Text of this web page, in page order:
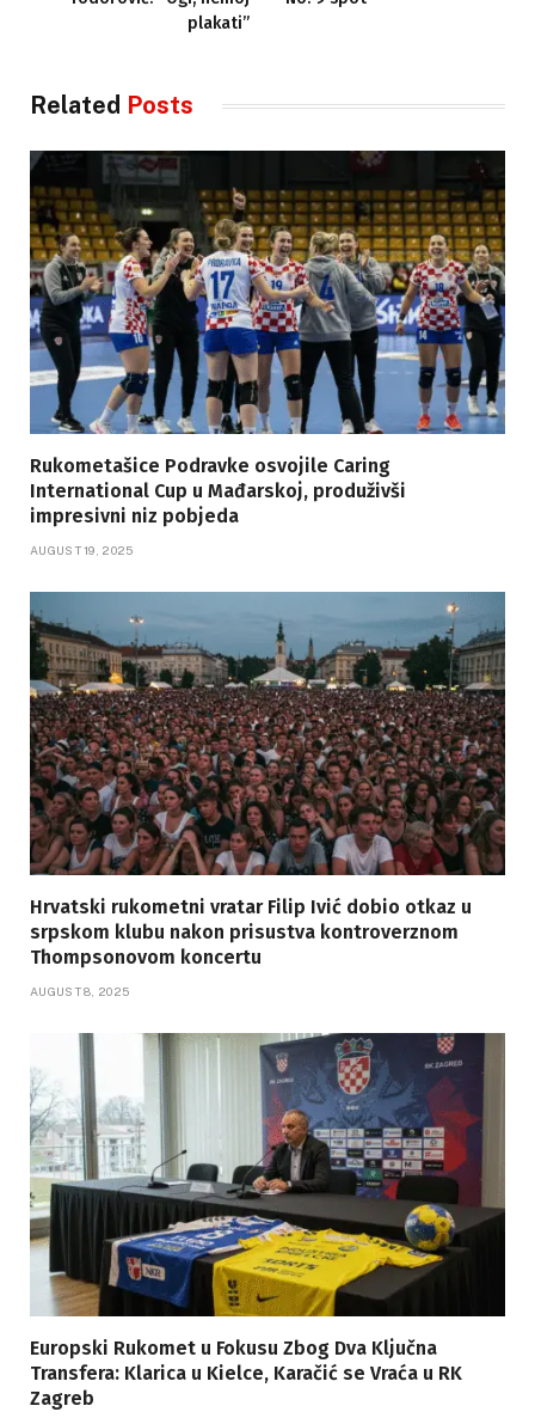
plakati”
Related Posts
Rukometašice Podravke osvojile Caring
International Cup u Mađarskoj, produživši
impresivni niz pobjeda
AUGUST 19, 2025
Hrvatski rukometni vratar Filip Ivić dobio otkaz u
srpskom klubu nakon prisustva kontroverznom
Thompsonovom koncertu
AUGUST 8, 2025
Europski Rukomet u Fokusu Zbog Dva Ključna
Transfera: Klarica u Kielce, Karačić se Vraća u RK
Zagreb